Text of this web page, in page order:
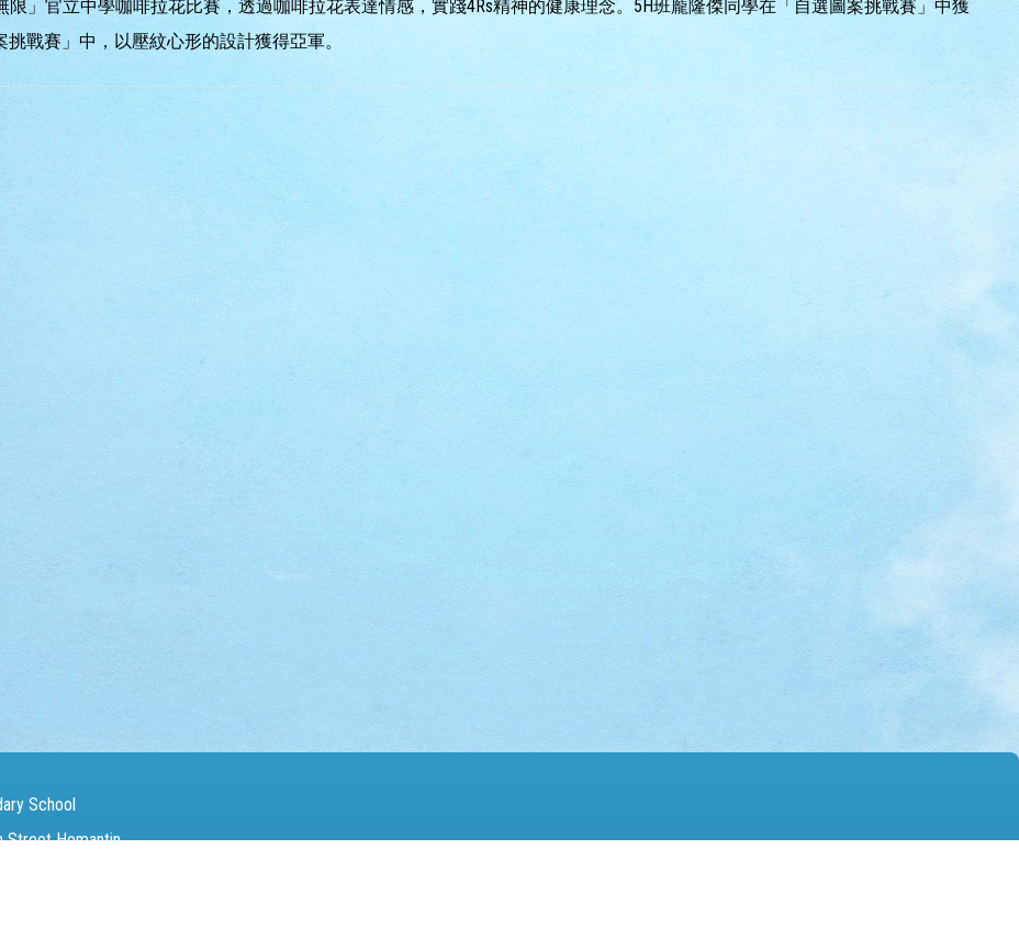
」官立中學咖啡拉花比賽，透過咖啡拉花表達情感，實踐4Rs精神的健康理念。5H班龐隆傑同學在「自選圖案挑戰賽」中獲
戰賽」中，以壓紋心形的設計獲得亞軍。
School
Street Homantin